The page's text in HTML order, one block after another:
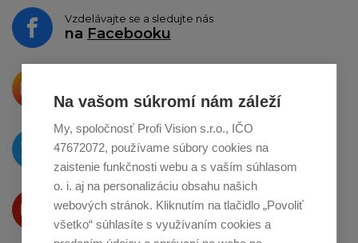
Na vašom súkromí nám záleží
My, spoločnosť Profi Vision s.r.o., IČO
47672072, používame súbory cookies na
zaistenie funkčnosti webu a s vaším súhlasom
o. i. aj na personalizáciu obsahu našich
webových stránok. Kliknutím na tlačidlo „Povoliť
všetko“ súhlasíte s využívaním cookies a
Vzdelávajte se a sledujte nás
na Facebooku
o zdieľanie naInstagrame
O novinkách píšeme
naTwitteri
Produkty Vám predstavujeme
na Youtube